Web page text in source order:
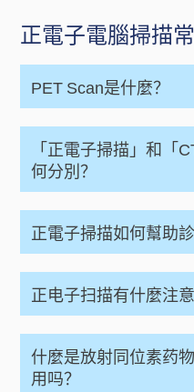
正電子電腦掃描
PET Scan是什麼？
「正電子掃描」和「
何分別？
正電子掃描如何幫助
正电子扫描有什麼注意
什麼是放射同位素药
用吗？